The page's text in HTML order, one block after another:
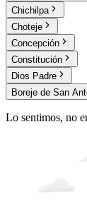
Chichilpa
Choteje
Concepción
Constitución
Dios Padre
Boreje de San
Lo sentimos, no